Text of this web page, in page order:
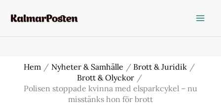
Hem Nyheter & Samhälle
Brott & Juridik
Brott & Olyckor
Polisen stoppade kvinna med elsparkcykel – nu
misstänks hon för brott